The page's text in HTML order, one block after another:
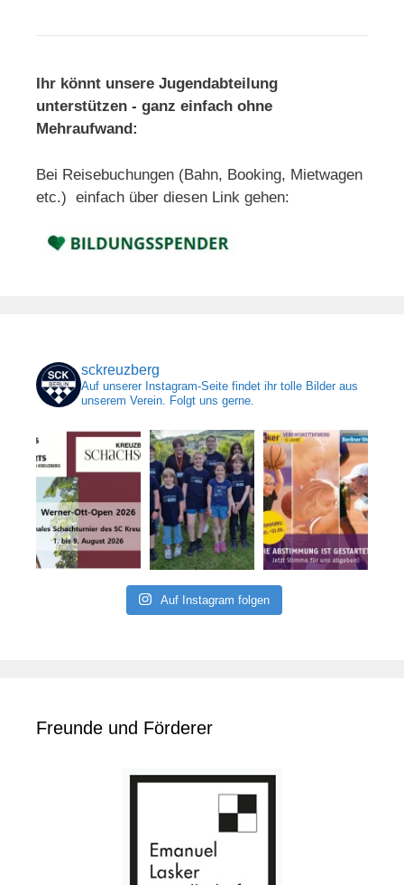
Ihr könnt unsere Jugendabteilung
unterstützen - ganz einfach ohne
Mehraufwand:
Bei Reisebuchungen (Bahn, Booking, Mietwagen
etc.) einfach über diesen Link gehen:
sckreuzberg
Auf unserer Instagram-Seite findet ihr tolle Bilder aus
unserem Verein. Folgt uns gerne.
Auf Instagram folgen
Freunde und Förderer